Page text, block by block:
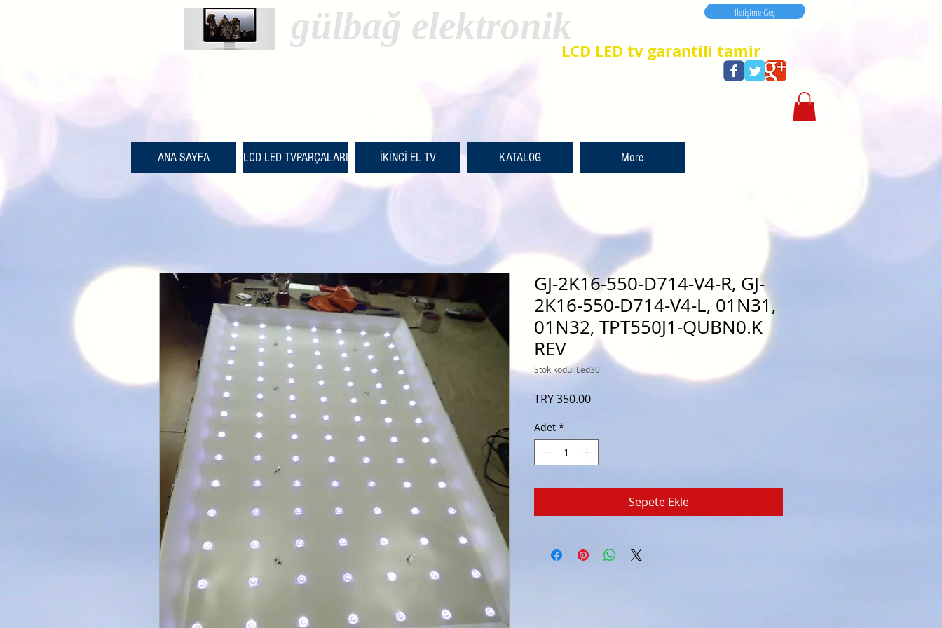
LCD LED tv garantili tamir
gülbağ elektronik İletişime Geç
İletişime Geç
ANA SAYFA LCD LED TVPARÇALARI İKİNCİ EL TV KATALOG More
GJ-2K16-550-D714-V4-R, GJ-
2K16-550-D714-V4-L, 01N31,
01N32, TPT550J1-QUBN0.K
REV
Stok kodu: Led30
TRY 350.00Fiyat
Adet *
Sepete Ekle